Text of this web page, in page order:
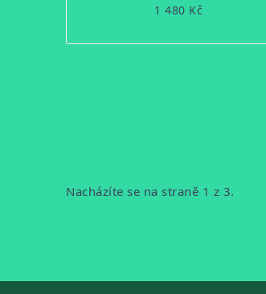
1 480 Kč
Nacházíte se na straně 1 z 3.